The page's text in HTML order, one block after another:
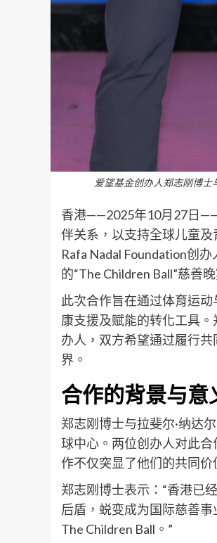
爱望基金创办人郑志刚博士
香港——2025年10月27日
伴关系，以支持全球儿童
Rafa Nadal Foundation创
的“The Children Ball”慈善晚
此次合作旨在通过体育运
康支援及赋能的转化工具。
办人，双方希望通过履行
界。
合作的背景与意
郑志刚博士与拉斐尔·纳达
球中心。两位创办人对此
作不仅突显了他们的共同
郑志刚博士表示：“香港已
后盾，蜕变成为国际慈善
The Children Ball。”